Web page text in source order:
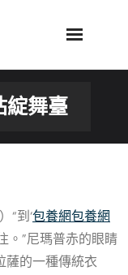
綻舞臺
“到‘包養網包養網
。”尼瑪普赤的眼睛
薩的一種傳統衣